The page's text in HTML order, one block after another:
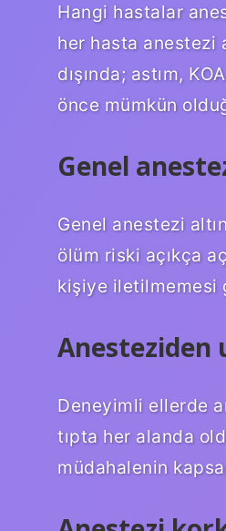
Hangi hastalar
her hasta anestezi
dışında; astım,
önce mümkün
Genel
Genel anestezi
ölüm riski açıkça
kişiye iletilmemesi
Anesteziden
Deneyimli ellerde
tıpta her alanda
müdahalenin